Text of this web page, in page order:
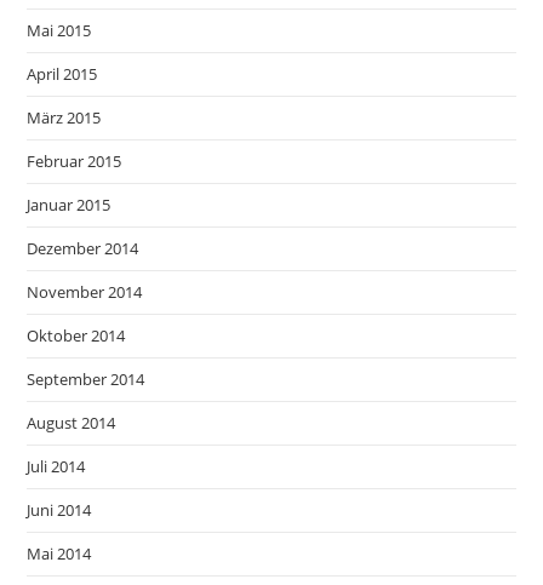
Mai 2015
April 2015
März 2015
Februar 2015
Januar 2015
Dezember 2014
November 2014
Oktober 2014
September 2014
August 2014
Juli 2014
Juni 2014
Mai 2014